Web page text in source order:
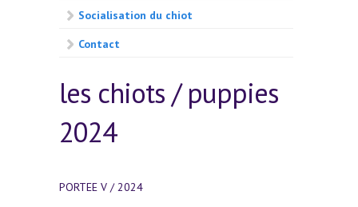
Socialisation du chiot
Contact
les chiots / puppies
2024
PORTEE V / 2024